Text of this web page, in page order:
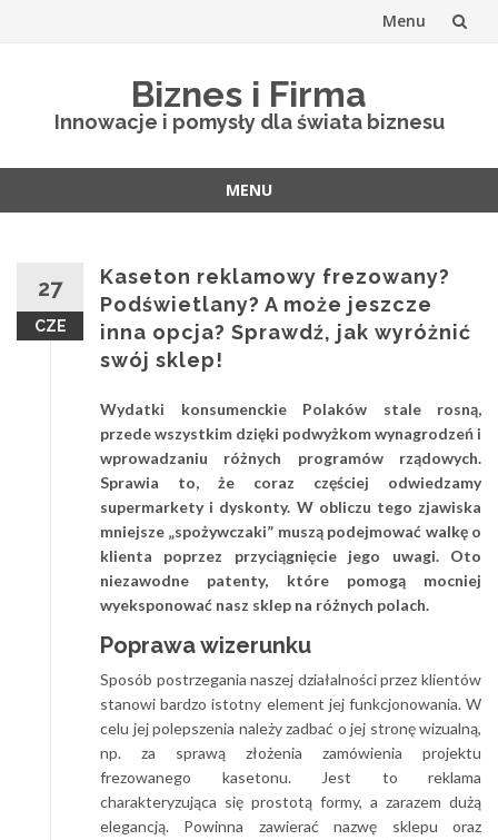
Menu
Biznes i Firma
Innowacje i pomysły dla świata biznesu
MENU
27
CZE
Kaseton reklamowy frezowany?
Podświetlany? A może jeszcze
inna opcja? Sprawdź, jak wyróżnić
swój sklep!
Wydatki konsumenckie Polaków stale rosną,
przede wszystkim dzięki podwyżkom wynagrodzeń i
wprowadzaniu różnych programów rządowych.
Sprawia to, że coraz częściej odwiedzamy
supermarkety i dyskonty. W obliczu tego zjawiska
mniejsze „spożywczaki” muszą podejmować walkę o
klienta poprzez przyciągnięcie jego uwagi. Oto
niezawodne patenty, które pomogą mocniej
wyeksponować nasz sklep na różnych polach.
Poprawa wizerunku
Sposób postrzegania naszej działalności przez klientów
stanowi bardzo istotny element jej funkcjonowania. W
celu jej polepszenia należy zadbać o jej stronę wizualną,
np. za sprawą złożenia zamówienia projektu
frezowanego kasetonu. Jest to reklama
charakteryzująca się prostotą formy, a zarazem dużą
elegancją. Powinna zawierać nazwę sklepu oraz